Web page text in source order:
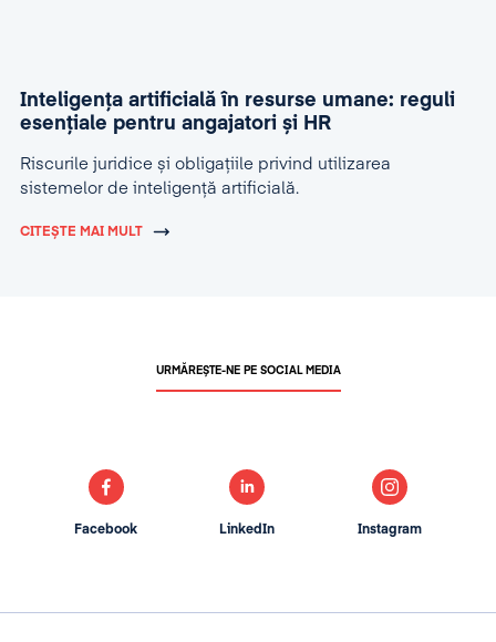
Inteligența artificială în resurse umane: reguli
esențiale pentru angajatori și HR
Riscurile juridice și obligațiile privind utilizarea
sistemelor de inteligență artificială.
CITEȘTE MAI MULT
URMĂREȘTE-NE PE SOCIAL MEDIA
Facebook LinkedIn Instagram